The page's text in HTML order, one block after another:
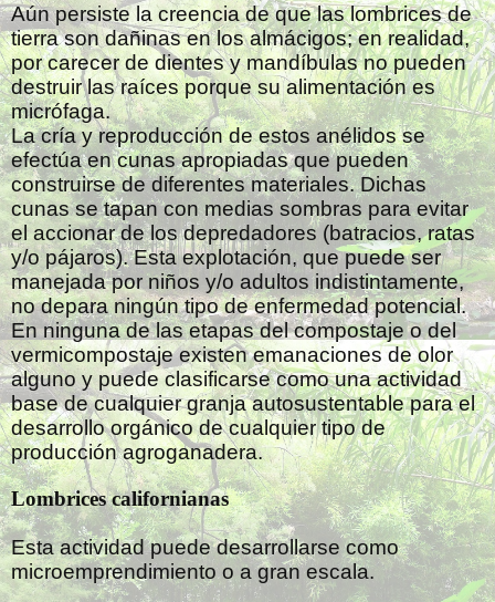
Aún persiste la creencia de que las lombrices de
tierra son dañinas en los almácigos; en realidad,
por carecer de dientes y mandíbulas no pueden
destruir las raíces porque su alimentación es
micrófaga.
La cría y reproducción de estos anélidos se
efectúa en cunas apropiadas que pueden
construirse de diferentes materiales. Dichas
cunas se tapan con medias sombras para evitar
el accionar de los depredadores (batracios, ratas
y/o pájaros). Esta explotación, que puede ser
manejada por niños y/o adultos indistintamente,
no depara ningún tipo de enfermedad potencial.
En ninguna de las etapas del compostaje o del
vermicompostaje existen emanaciones de olor
alguno y puede clasificarse como una actividad
base de cualquier granja autosustentable para el
desarrollo orgánico de cualquier tipo de
producción agroganadera.
Lombrices californianas
Esta actividad puede desarrollarse como
microemprendimiento o a gran escala.